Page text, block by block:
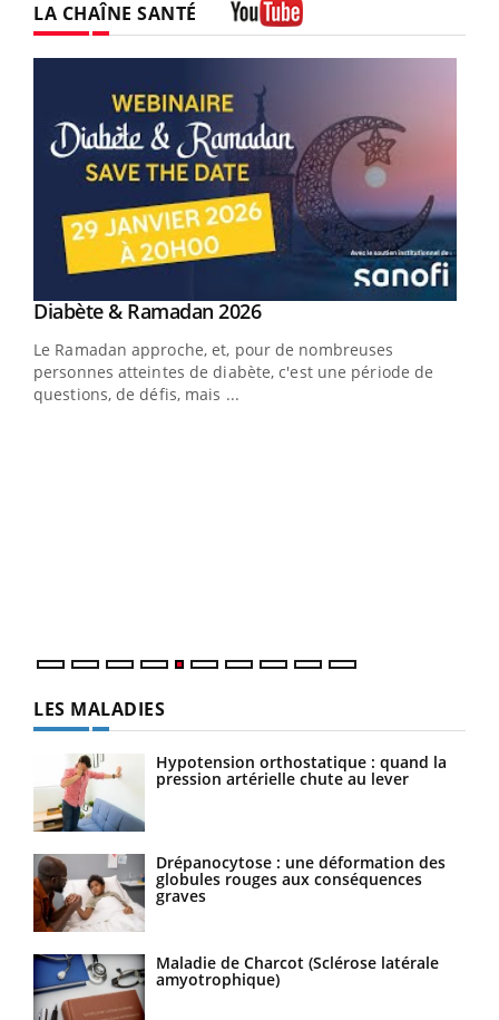
LA CHAÎNE SANTÉ
Youtube
Diabète & Ramadan 2026Youtube
Le Ramadan approche, et, pour de nombreuses
personnes atteintes de diabète, c'est une période de
questions, de défis, mais ...
LES MALADIES
Hypotension orthostatique : quand la
pression artérielle chute au lever
Drépanocytose : une déformation des
globules rouges aux conséquences
graves
Maladie de Charcot (Sclérose latérale
amyotrophique)